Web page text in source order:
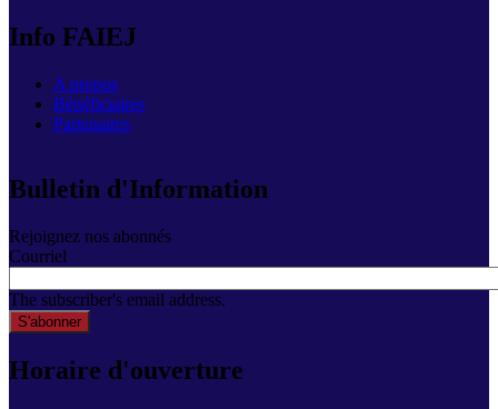
Info FAIEJ
A propos
Bénéficiaires
Partenaires
Bulletin d'Information
Rejoignez nos abonnés
Courriel
The subscriber's email address.
Horaire d'ouverture